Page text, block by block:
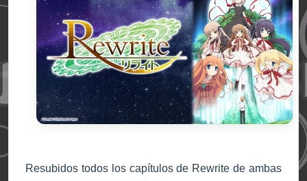
Resubidos todos los capítulos de Rewrite de ambas